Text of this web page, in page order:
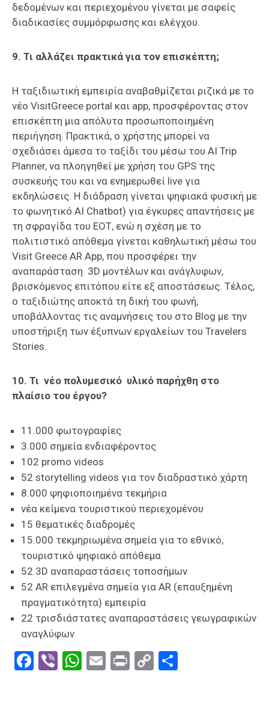
δεδομένων και περιεχομένου γίνεται με σαφείς
διαδικασίες συμμόρφωσης και ελέγχου.
9. Τι αλλάζει πρακτικά για τον επισκέπτη;
Η ταξιδιωτική εμπειρία αναβαθμίζεται ριζικά με το
νέο VisitGreece portal και app, προσφέροντας στον
επισκέπτη μια απόλυτα προσωποποιημένη
περιήγηση. Πρακτικά, ο χρήστης μπορεί να
σχεδιάσει άμεσα το ταξίδι του μέσω του AI Trip
Planner, να πλοηγηθεί με χρήση του GPS της
συσκευής του και να ενημερωθεί live για
εκδηλώσεις. Η διάδραση γίνεται ψηφιακά φυσική με
το φωνητικό AI Chatbot) για έγκυρες απαντήσεις με
τη σφραγίδα του ΕΟΤ, ενώ η σχέση με το
πολιτιστικό απόθεμα γίνεται καθηλωτική μέσω του
Visit Greece AR App, που προσφέρει την
αναπαράσταση 3D μοντέλων και ανάγλυφων,
βρισκόμενος επιτόπου είτε εξ αποστάσεως. Τέλος,
ο ταξιδιώτης αποκτά τη δική του φωνή,
υποβάλλοντας τις αναμνήσεις του στο Blog με την
υποστήριξη των έξυπνων εργαλείων του Travelers
Stories.
10. Τι νέο πολυμεσικό υλικό παρήχθη στο
πλαίσιο του έργου?
11.000 φωτογραφίες
3.000 σημεία ενδιαφέροντος
102 promo videos
52 storytelling videos για τον διαδραστικό χάρτη
8.000 ψηφιοποιημένα τεκμήρια
νέα κείμενα τουριστικού περιεχομένου
15 θεματικές διαδρομές
15.000 τεκμηριωμένα σημεία για το εθνικό,
τουριστικό ψηφιακό απόθεμα
52 3D αναπαραστάσεις τοποσήμων
52 AR επιλεγμένα σημεία για AR (επαυξημένη
πραγματικότητα) εμπειρία
22 τρισδιάστατες αναπαραστάσεις γεωγραφικών
αναγλύφων
Facebook
ViberWhatsApp
EmailPrintCopy